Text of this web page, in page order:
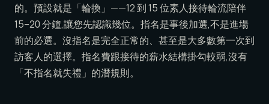
的。預設就是「輪換」——12 到 15 位素人接待輪流陪伴
15–20 分鐘,讓您先認識幾位。指名是事後加選,不是進場
前的必選。沒指名是完全正常的、甚至是大多數第一次到
訪客人的選擇。指名費跟接待的薪水結構掛勾較弱,沒有
「不指名就失禮」的潛規則。